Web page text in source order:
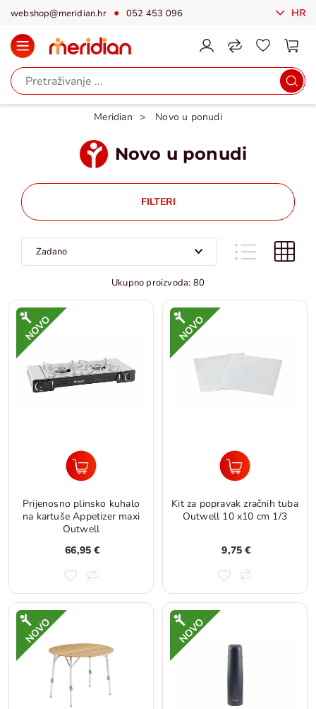
webshop@meridian.hr 052 453 096 HR
Meridian Novo u ponudi
Novo u ponudi
FILTERI
Ukupno proizvoda: 80
Prijenosno plinsko kuhalo
na kartuše Appetizer maxi
Outwell
66,95 €
Kit za popravak zračnih tuba
Outwell 10 x10 cm 1/3
9,75 €